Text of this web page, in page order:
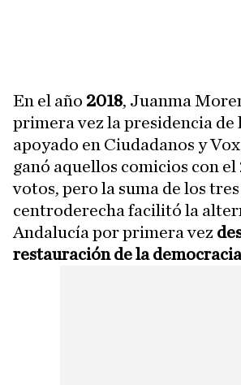
En el año 2018, Juanma
primera vez la presidencia de
apoyado en Ciudadanos y
ganó aquellos comicios con el
votos, pero la suma de los
centroderecha facilitó la
Andalucía por primera vez
restauración de la democracia